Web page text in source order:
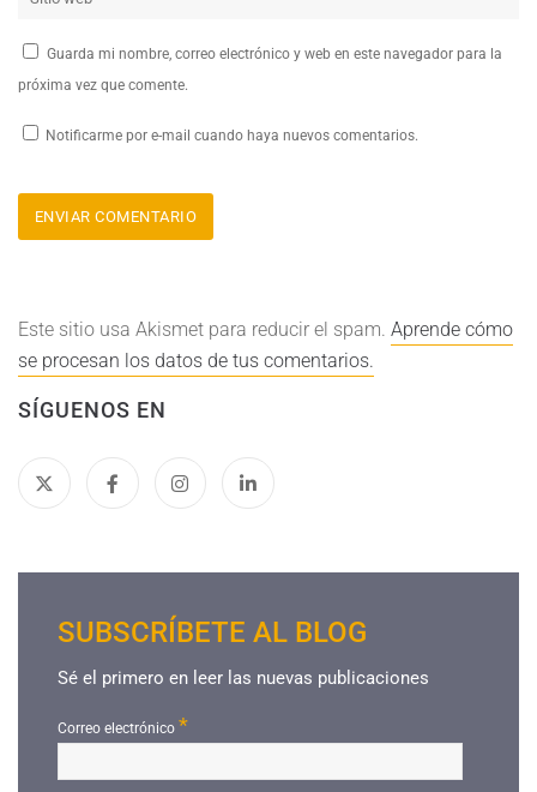
Guarda mi nombre, correo electrónico y web en este navegador para la
próxima vez que comente.
Notificarme por e-mail cuando haya nuevos comentarios.
Este sitio usa Akismet para reducir el spam. Aprende cómo
se procesan los datos de tus comentarios.
SÍGUENOS EN
SUBSCRÍBETE AL BLOG
Sé el primero en leer las nuevas publicaciones
Correo electrónico *